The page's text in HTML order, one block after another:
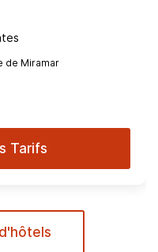
de Miramar
Tarifs